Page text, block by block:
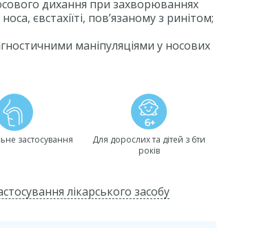
дихання при захворюваннях
євстахіїті, пов’язаному з ринітом;
маніпуляціями у носових
застосування
Для дорослих та дітей з 6ти
років
лікарського засобу